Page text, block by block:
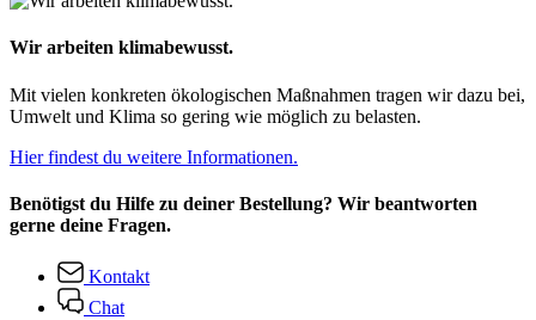
Wir arbeiten klimabewusst.
Mit vielen konkreten ökologischen Maßnahmen tragen wir dazu bei,
Umwelt und Klima so gering wie möglich zu belasten.
Hier findest du weitere Informationen.
Benötigst du Hilfe zu deiner Bestellung? Wir beantworten
gerne deine Fragen.
Kontakt
Chat